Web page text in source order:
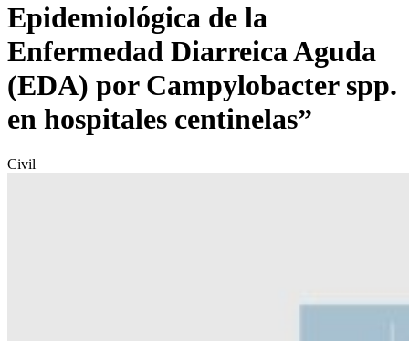
Epidemiológica de la
Enfermedad Diarreica Aguda
(EDA) por Campylobacter spp.
en hospitales centinelas”
Civil